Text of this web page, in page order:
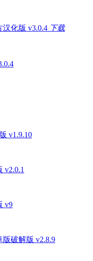
化版 v3.0.4 下载
v1.9.10
v2.0.1
v9
破解版 v2.8.9